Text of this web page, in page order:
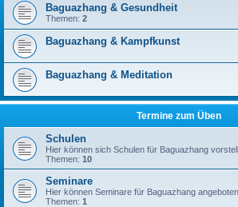
Baguazhang & Gesundheit
Themen: 2
Baguazhang & Kampfkunst
Baguazhang & Meditation
Termine zum Üben
Schulen
Hier können sich Schulen für Baguazhang
Themen: 10
Seminare
Hier können Seminare für Baguazhang
Themen: 1